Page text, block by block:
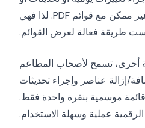
تقديم قوائم موسمية غير ممكن مع قوائم PDF. لذا فهي
طريقة فعالة لعرض القوائم.
أخرى، تسمح لأصحاب المطاعم
إزالة عناصر وإجراء تحديثات
موسمية بنقرة واحدة فقط.
الرقمية عملية وسهلة الاستخدام.